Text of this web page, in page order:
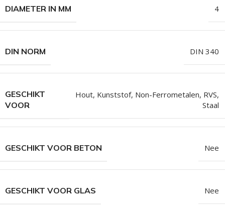
DIAMETER IN MM 4
DIN NORM DIN 340
GESCHIKT
VOOR
Hout, Kunststof, Non-Ferrometalen, RVS,
Staal
GESCHIKT VOOR BETON Nee
GESCHIKT VOOR GLAS Nee